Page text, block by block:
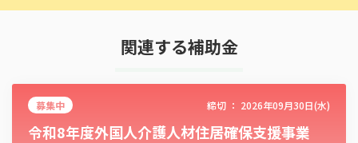
関連する補助金
募集中 締切 ： 2026年09月30日(水)
令和8年度外国人介護人材住居確保支援事業